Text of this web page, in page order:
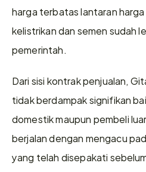
harga terbatas lantaran
kelistrikan dan semen sudah
pemerintah.
Dari sisi kontrak penjualan,
tidak berdampak signifikan
domestik maupun pembeli
berjalan dengan mengacu
yang telah disepakati